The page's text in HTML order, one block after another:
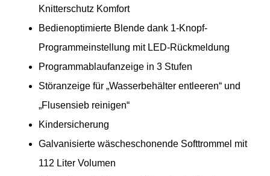
Knitterschutz Komfort
Bedienoptimierte Blende dank 1-Knopf-
Programmeinstellung mit LED-Rückmeldung
Programmablaufanzeige in 3 Stufen
Störanzeige für „Wasserbehälter entleeren“ und
„Flusensieb reinigen“
Kindersicherung
Galvanisierte wäscheschonende Softtrommel mit
112 Liter Volumen